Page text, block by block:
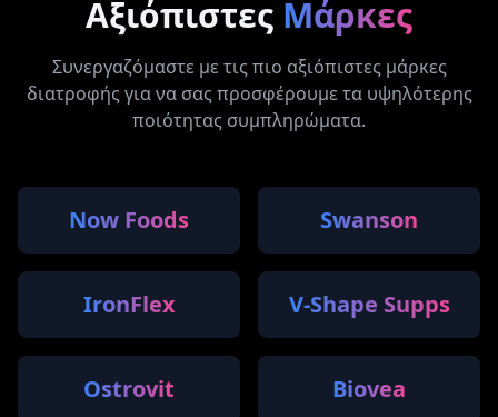
Αξιόπιστες Μάρκες
Συνεργαζόμαστε με τις πιο αξιόπιστες μάρκες
διατροφής για να σας προσφέρουμε τα υψηλότερης
ποιότητας συμπληρώματα.
Now Foods Swanson
IronFlex V-Shape Supps
Ostrovit Biovea